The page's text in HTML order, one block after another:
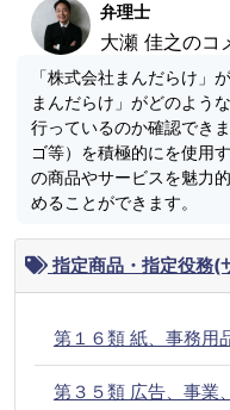
弁理士
大瀬 佳之のコ
「株式会社まんだらけ」
まんだらけ」がどのよう
行っているのか確認でき
ゴ等）を積極的にを使用
の商品やサービスを魅力
めることができます。
指定商品・指定役務(
第１６類 紙、事務用
第３５類 広告、事業